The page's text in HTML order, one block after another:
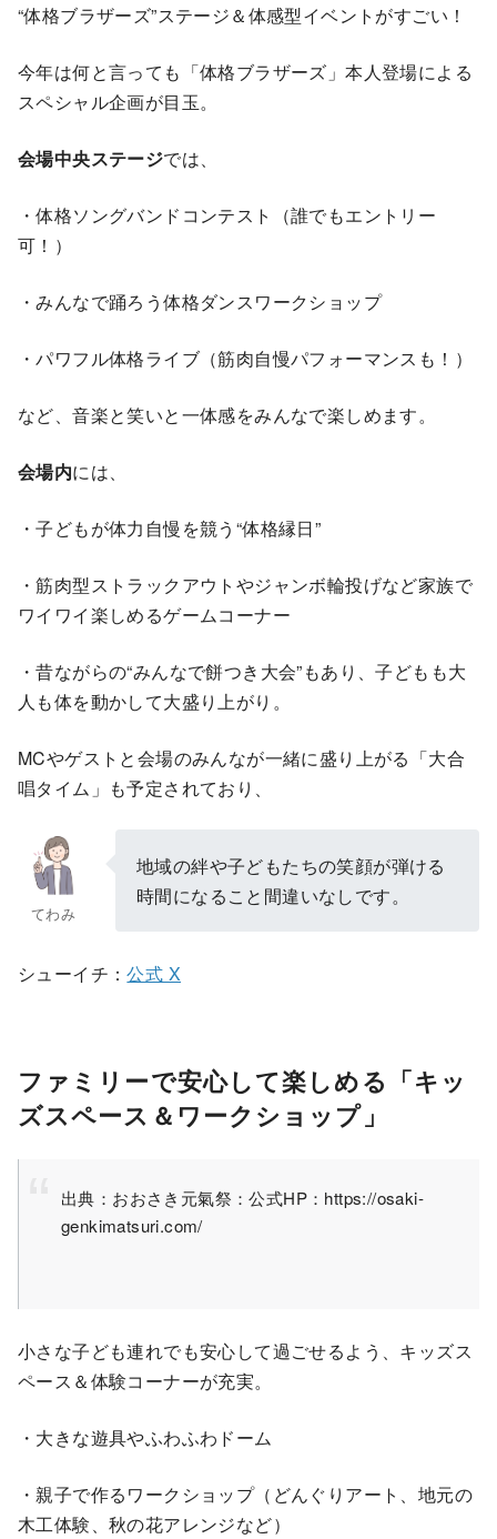
“体格ブラザーズ”ステージ＆体感型イベントがすごい！
今年は何と言っても「体格ブラザーズ」本人登場による
スペシャル企画が目玉。
会場中央ステージでは、
・体格ソングバンドコンテスト（誰でもエントリー
可！）
・みんなで踊ろう体格ダンスワークショップ
・パワフル体格ライブ（筋肉自慢パフォーマンスも！）
など、音楽と笑いと一体感をみんなで楽しめます。
会場内には、
・子どもが体力自慢を競う“体格縁日”
・筋肉型ストラックアウトやジャンボ輪投げなど家族で
ワイワイ楽しめるゲームコーナー
・昔ながらの“みんなで餅つき大会”もあり、子どもも大
人も体を動かして大盛り上がり。
MCやゲストと会場のみんなが一緒に盛り上がる「大合
唱タイム」も予定されており、
てわみ
地域の絆や子どもたちの笑顔が弾ける
時間になること間違いなしです。
シューイチ：公式 X
ファミリーで安心して楽しめる「キッ
ズスペース＆ワークショップ」
出典：おおさき元氣祭：公式HP：https://osaki-
genkimatsuri.com/
小さな子ども連れでも安心して過ごせるよう、キッズス
ペース＆体験コーナーが充実。
・大きな遊具やふわふわドーム
・親子で作るワークショップ（どんぐりアート、地元の
木工体験、秋の花アレンジなど）